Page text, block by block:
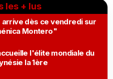
les + lus
dès ce vendredi sur
Montero"
l'élite mondiale du
la 1ère